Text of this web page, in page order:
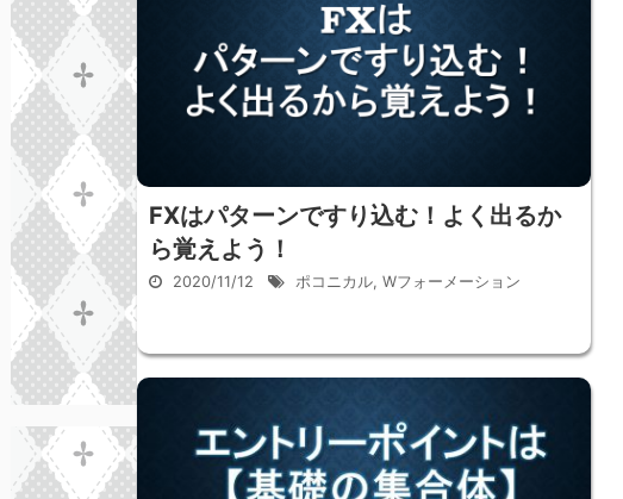
FXはパターンですり込む！よく出るか
ら覚えよう！
2020/11/12 ポコニカル, Wフォーメーション